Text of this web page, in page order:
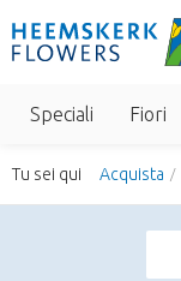
Speciali Fiori
Tu sei qui Acquista